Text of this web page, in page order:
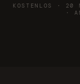
KOSTENLOS · 20
·